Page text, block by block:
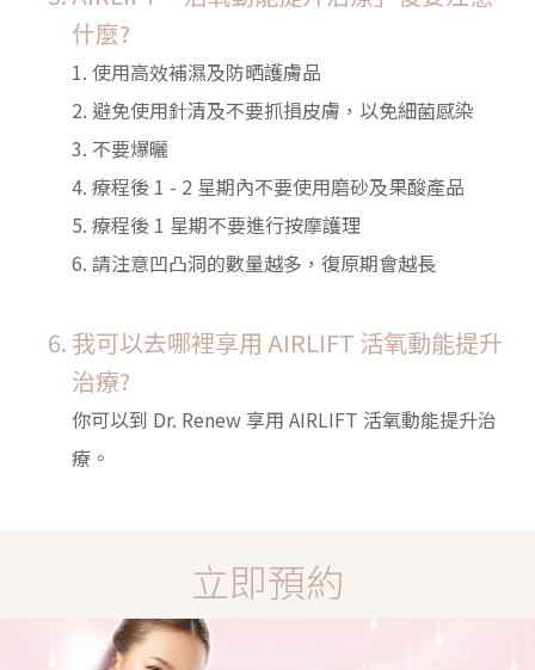
什麼?
1. 使用高效補濕及防晒護膚品
2. 避免使用針清及不要抓損皮膚，以免細菌感染
3. 不要爆曬
4. 療程後 1 - 2 星期內不要使用磨砂及果酸產品
5. 療程後 1 星期不要進行按摩護理
6. 請注意凹凸洞的數量越多，復原期會越長
我可以去哪裡享用 AIRLIFT 活氧動能提升
治療?
你可以到 Dr. Renew 享用 AIRLIFT 活氧動能提升治
療。
立即預約